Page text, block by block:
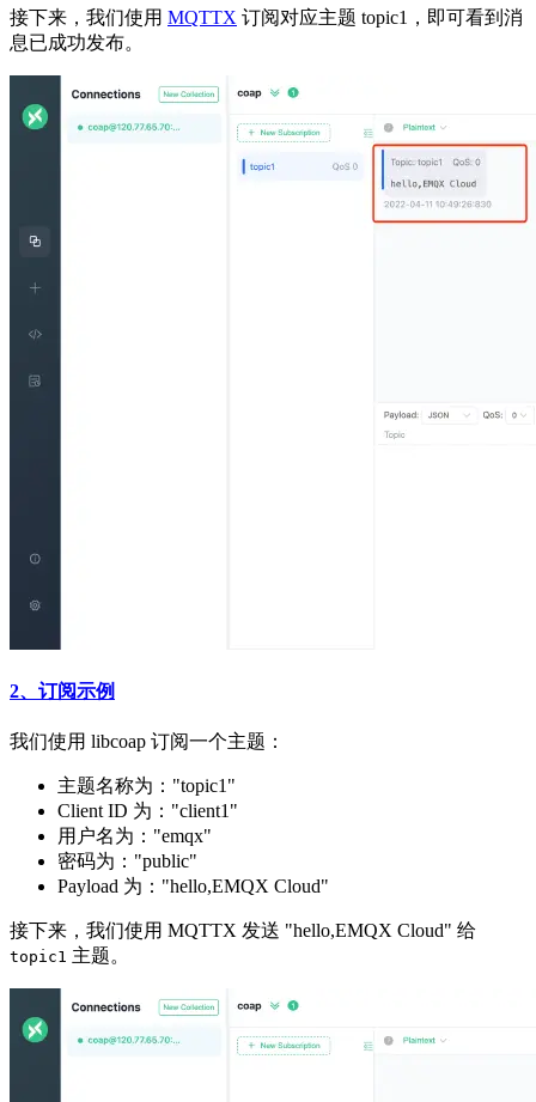
接下来，我们使用 MQTTX 订阅对应主题 topic1，即可看到消
息已成功发布。
2、订阅示例
我们使用 libcoap 订阅一个主题：
主题名称为："topic1"
Client ID 为："client1"
用户名为："emqx"
密码为："public"
Payload 为："hello,EMQX Cloud"
接下来，我们使用 MQTTX 发送 "hello,EMQX Cloud" 给
topic1 主题。